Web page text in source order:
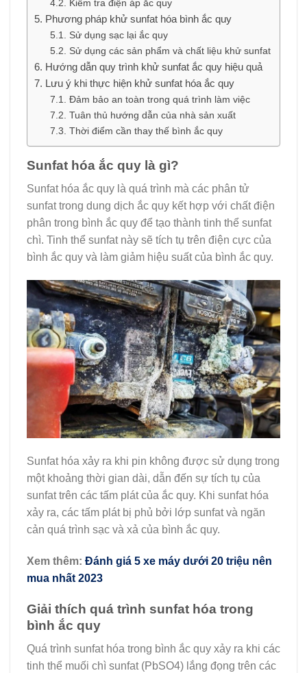
Kiểm tra điện áp ắc quy
Phương pháp khử sunfat hóa bình ắc quy
Sử dụng sạc lại ắc quy
Sử dụng các sản phẩm và chất liệu khử sunfat
Hướng dẫn quy trình khử sunfat ắc quy hiệu quả
Lưu ý khi thực hiện khử sunfat hóa ắc quy
Đảm bảo an toàn trong quá trình làm việc
Tuân thủ hướng dẫn của nhà sản xuất
Thời điểm cần thay thế bình ắc quy
Sunfat hóa ắc quy là gì?
Sunfat hóa ắc quy là quá trình mà các phân tử
sunfat trong dung dịch ắc quy kết hợp với chất điện
phân trong bình ắc quy để tạo thành tinh thể sunfat
chì. Tinh thể sunfat này sẽ tích tụ trên điện cực của
bình ắc quy và làm giảm hiệu suất của bình ắc quy.
Sunfat hóa xảy ra khi pin không được sử dụng trong
một khoảng thời gian dài, dẫn đến sự tích tụ của
sunfat trên các tấm plát của ắc quy. Khi sunfat hóa
xảy ra, các tấm plát bị phủ bởi lớp sunfat và ngăn
cản quá trình sạc và xả của bình ắc quy.
Xem thêm: Đánh giá 5 xe máy dưới 20 triệu nên
mua nhất 2023
Giải thích quá trình sunfat hóa trong
bình ắc quy
Quá trình sunfat hóa trong bình ắc quy xảy ra khi các
tinh thể muối chì sunfat (PbSO4) lắng đọng trên các